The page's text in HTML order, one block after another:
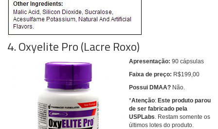
4. Oxyelite Pro (Lacre Roxo)
Apresentação: 90 cápsulas
Faixa de preço: R$199,00
Possui DMAA? Não.
*Atenção: Este produto parou
de ser fabricado pela
USPLabs . Restam somente os
últimos lotes do produto.